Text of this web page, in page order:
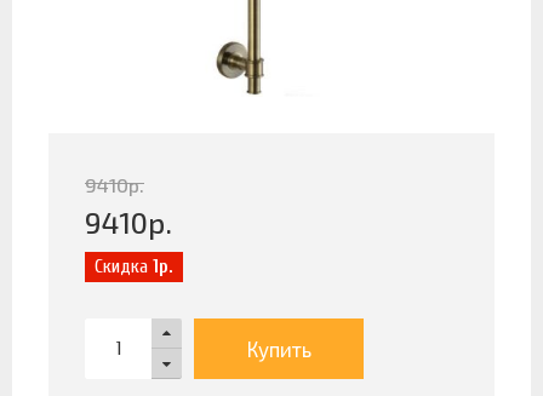
9410р.
9410р.
Скидка 1р.
Купить